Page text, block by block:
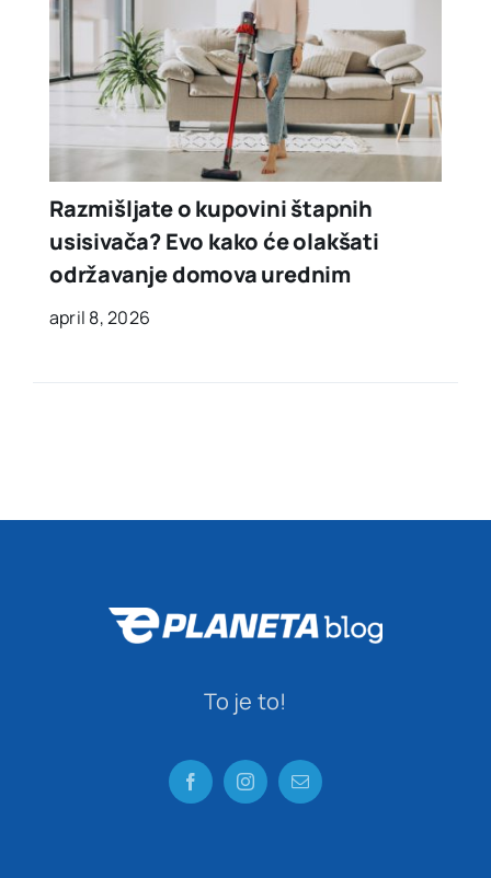
Razmišljate o kupovini štapnih
usisivača? Evo kako će olakšati
održavanje domova urednim
april 8, 2026
To je to!